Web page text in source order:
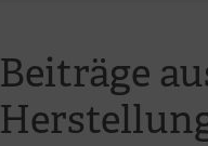
Beiträge